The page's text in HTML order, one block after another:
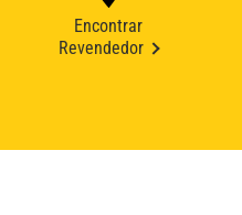
Encontrar
Revendedor